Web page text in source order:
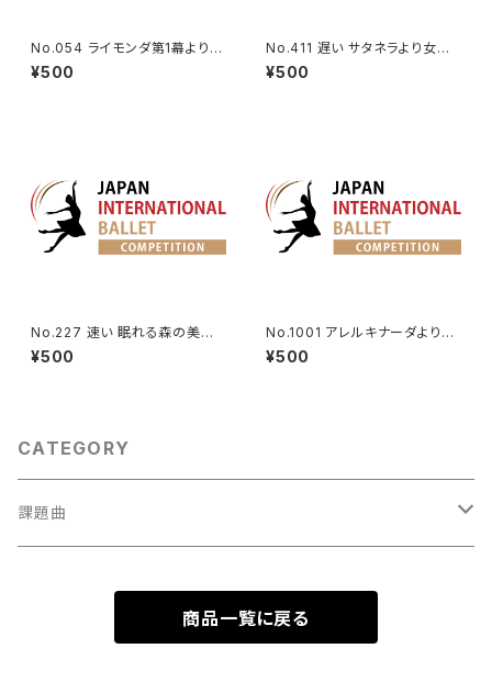
No.054 ライモンダ第1幕より女
性Va.
¥500
No.411 遅い サタネラより女性V
a.
¥500
No.227 速い 眠れる森の美女
第1幕よりオーロラ姫のVa.
¥500
No.1001 アレルキナーダより男
性Va.
¥500
CATEGORY
課題曲
商品一覧に戻る